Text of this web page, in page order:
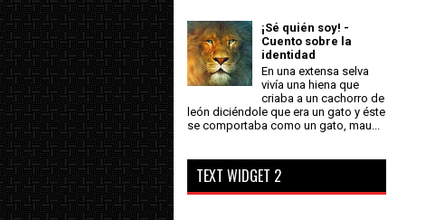
¡Sé quién soy! -
Cuento sobre la
identidad
En una extensa selva
vivía una hiena que
criaba a un cachorro de
león diciéndole que era un gato y éste
se comportaba como un gato, mau...
TEXT WIDGET 2